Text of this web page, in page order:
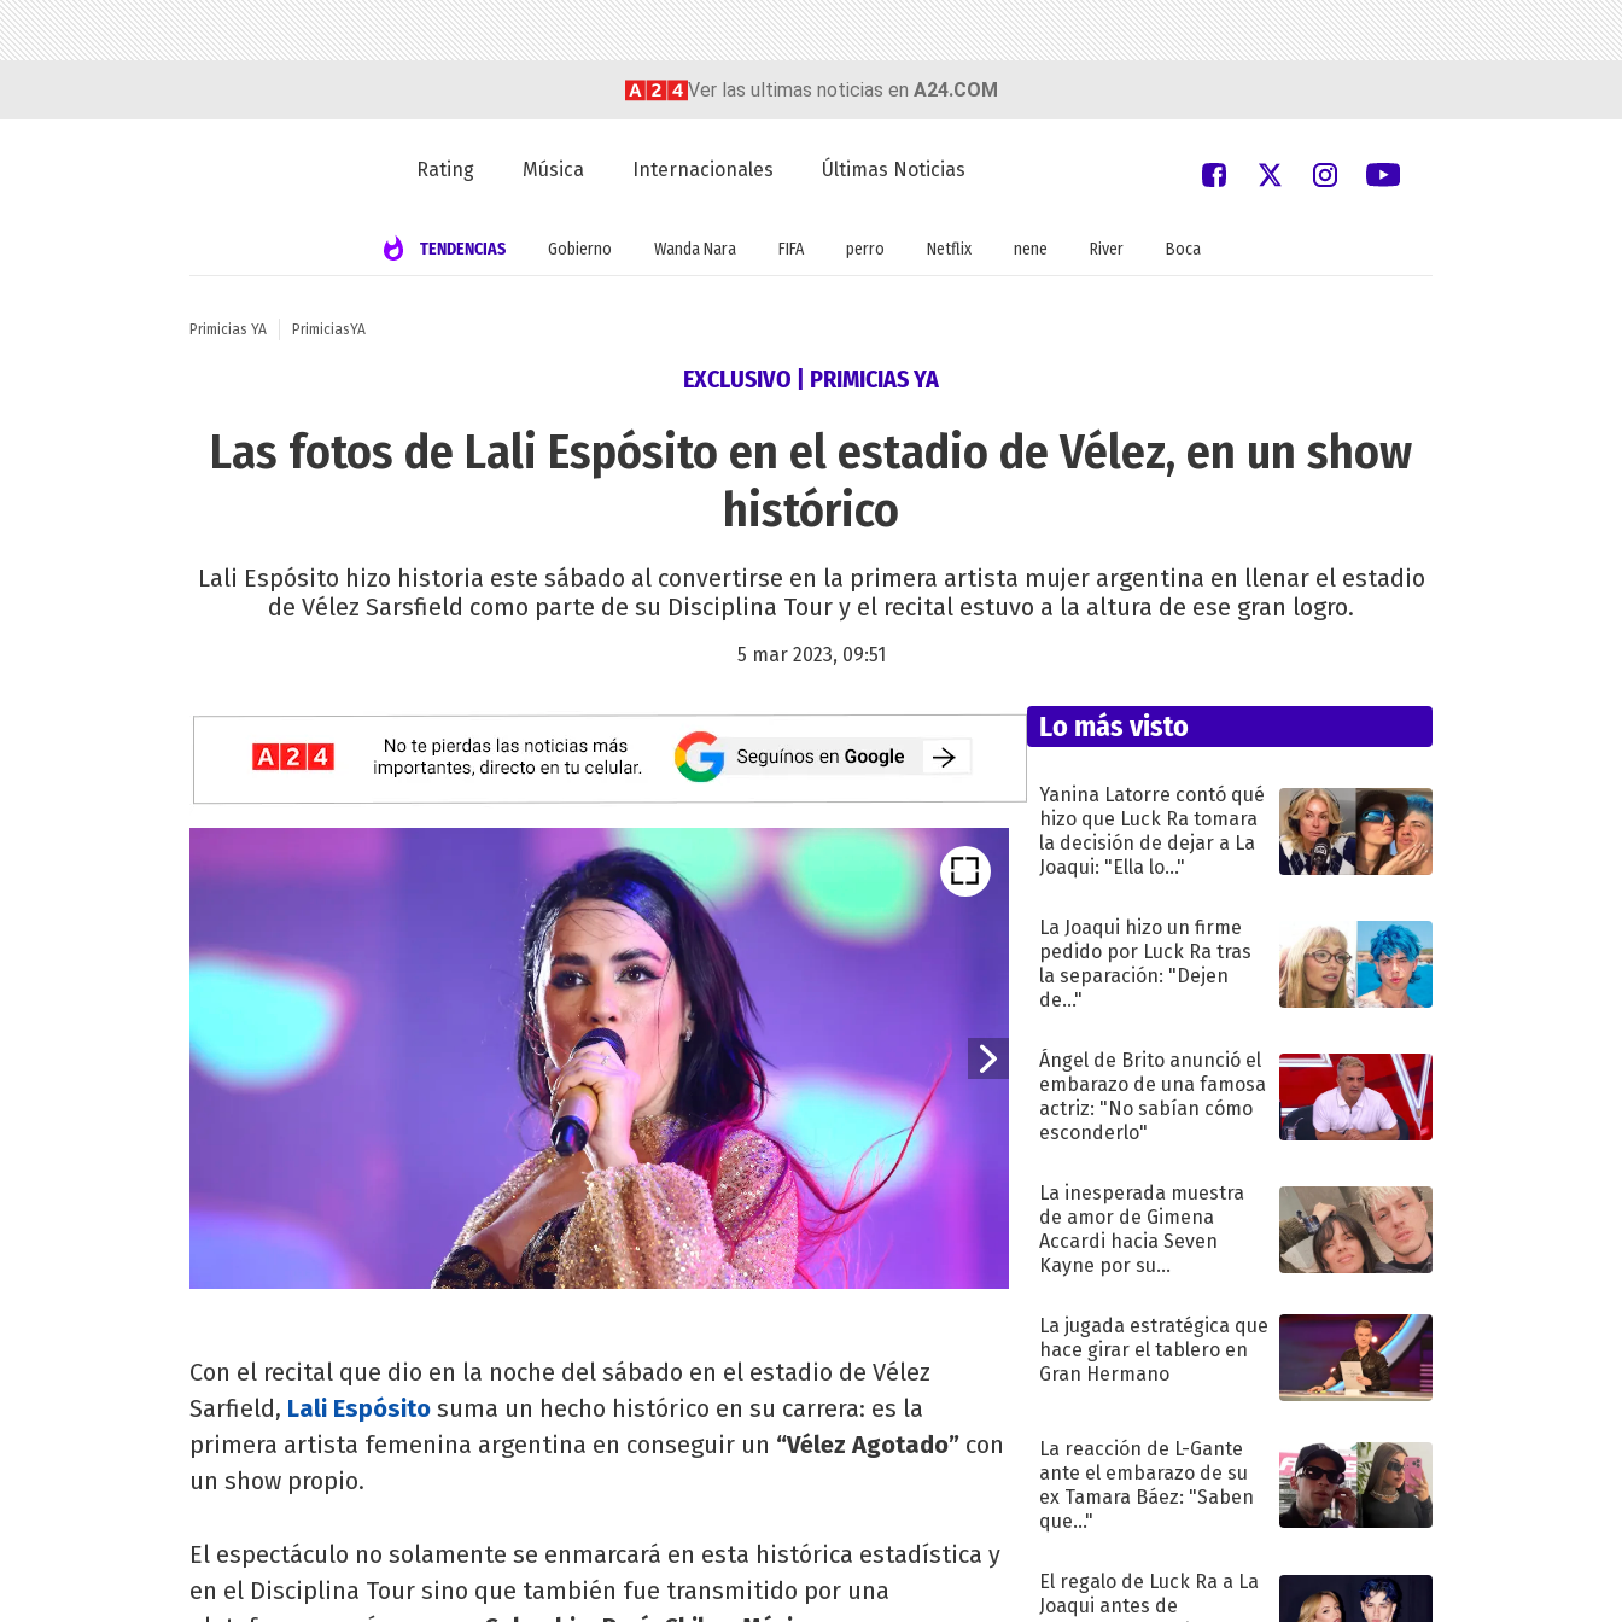
Ver las ultimas noticias en A24.COM
Rating Música Internacionales Últimas Noticias
TENDENCIAS Gobierno Wanda Nara FIFA perro Netflix nene River Boca
Primicias YA PrimiciasYA
EXCLUSIVO | PRIMICIAS YA
Las fotos de Lali Espósito en el estadio de Vélez, en un show
histórico
Lali Espósito hizo historia este sábado al convertirse en la primera artista mujer argentina en llenar el estadio
de Vélez Sarsfield como parte de su Disciplina Tour y el recital estuvo a la altura de ese gran logro.
5 mar 2023, 09:51
Con el recital que dio en la noche del sábado en el estadio de Vélez
Sarfield, Lali Espósito suma un hecho histórico en su carrera: es la
primera artista femenina argentina en conseguir un “Vélez Agotado” con
un show propio.
El espectáculo no solamente se enmarcará en esta histórica estadística y
en el Disciplina Tour sino que también fue transmitido por una
Lo más visto
Yanina Latorre contó qué
hizo que Luck Ra tomara
la decisión de dejar a La
Joaqui: "Ella lo..."
La Joaqui hizo un firme
pedido por Luck Ra tras
la separación: "Dejen
de..."
Ángel de Brito anunció el
embarazo de una famosa
actriz: "No sabían cómo
esconderlo"
La inesperada muestra
de amor de Gimena
Accardi hacia Seven
Kayne por su
La jugada estratégica que
hace girar el tablero en
Gran Hermano
La reacción de L-Gante
ante el embarazo de su
ex Tamara Báez: "Saben
que..."
El regalo de Luck Ra a La
Joaqui antes de